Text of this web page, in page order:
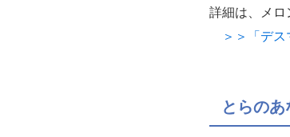
詳細は、メロ
＞＞「デス
とらの